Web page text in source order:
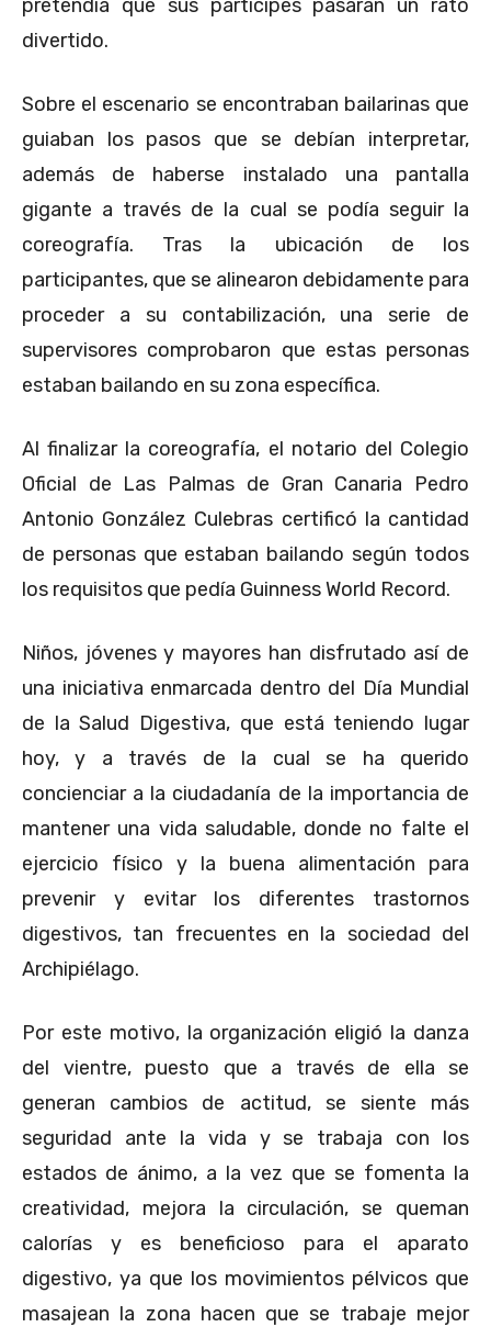
pretendía que sus partícipes pasaran un rato
divertido.
Sobre el escenario se encontraban bailarinas que
guiaban los pasos que se debían interpretar,
además de haberse instalado una pantalla
gigante a través de la cual se podía seguir la
coreografía. Tras la ubicación de los
participantes, que se alinearon debidamente para
proceder a su contabilización, una serie de
supervisores comprobaron que estas personas
estaban bailando en su zona específica.
Al finalizar la coreografía, el notario del Colegio
Oficial de Las Palmas de Gran Canaria Pedro
Antonio González Culebras certificó la cantidad
de personas que estaban bailando según todos
los requisitos que pedía Guinness World Record.
Niños, jóvenes y mayores han disfrutado así de
una iniciativa enmarcada dentro del Día Mundial
de la Salud Digestiva, que está teniendo lugar
hoy, y a través de la cual se ha querido
concienciar a la ciudadanía de la importancia de
mantener una vida saludable, donde no falte el
ejercicio físico y la buena alimentación para
prevenir y evitar los diferentes trastornos
digestivos, tan frecuentes en la sociedad del
Archipiélago.
Por este motivo, la organización eligió la danza
del vientre, puesto que a través de ella se
generan cambios de actitud, se siente más
seguridad ante la vida y se trabaja con los
estados de ánimo, a la vez que se fomenta la
creatividad, mejora la circulación, se queman
calorías y es beneficioso para el aparato
digestivo, ya que los movimientos pélvicos que
masajean la zona hacen que se trabaje mejor